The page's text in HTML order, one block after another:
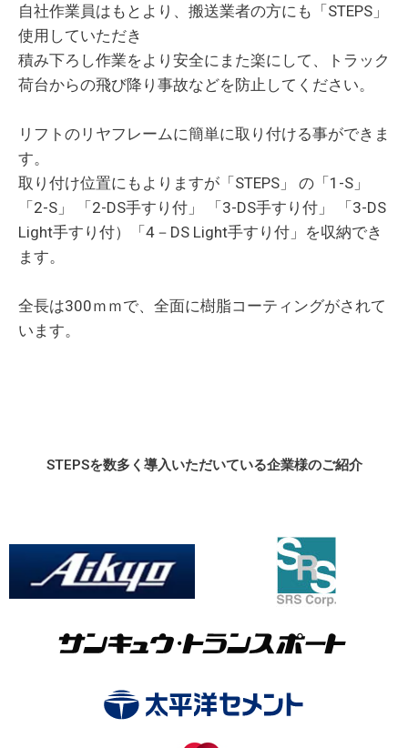
自社作業員はもとより、搬送業者の方にも「STEPS」
使用していただき
積み下ろし作業をより安全にまた楽にして、トラック
荷台からの飛び降り事故などを防止してください。
リフトのリヤフレームに簡単に取り付ける事ができま
す。
取り付け位置にもよりますが「STEPS」 の「1-S」
「2-S」 「2-DS手すり付」 「3-DS手すり付」 「3-DS
Light手すり付）「4－DS Light手すり付」を収納でき
ます。
​全長は300ｍｍで、全面に樹脂コーティングがされて
います。
STEPSを数多く導入いただいている企業様のご紹介